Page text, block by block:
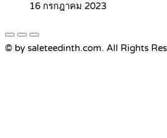
16 กรกฎาคม 2023
© by saleteedinth.com. All Rights